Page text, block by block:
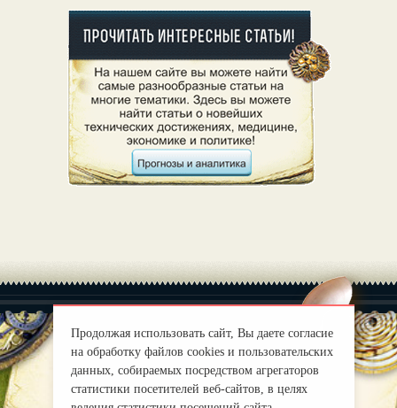
О нас |
Правила
mirprognoz@mail.ru
Продолжая использовать сайт, Вы даете согласие
на обработку файлов cookies и пользовательских
данных, собираемых посредством агрегаторов
статистики посетителей веб-сайтов, в целях